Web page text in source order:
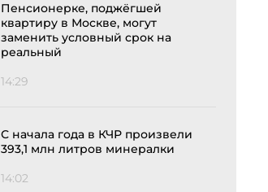
Пенсионерке, поджёгшей
квартиру в Москве, могут
заменить условный срок на
реальный
14:29
С начала года в КЧР произвели
393,1 млн литров минералки
14:02